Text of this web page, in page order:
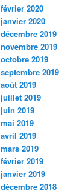
février 2020
janvier 2020
décembre 2019
novembre 2019
octobre 2019
septembre 2019
août 2019
juillet 2019
juin 2019
mai 2019
avril 2019
mars 2019
février 2019
janvier 2019
décembre 2018